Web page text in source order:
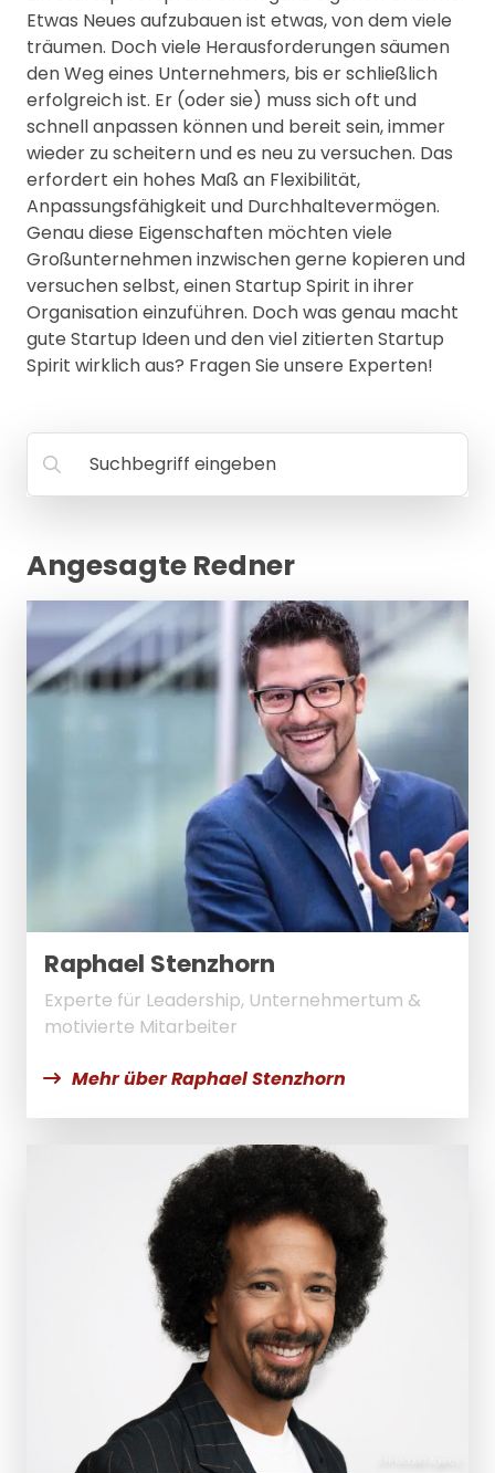
MANAGEMENT
FAQ
Etwas Neues aufzubauen ist etwas, von dem viele
träumen. Doch viele Herausforderungen säumen
den Weg eines Unternehmers, bis er schließlich
erfolgreich ist. Er (oder sie) muss sich oft und
schnell anpassen können und bereit sein, immer
wieder zu scheitern und es neu zu versuchen. Das
erfordert ein hohes Maß an Flexibilität,
Anpassungsfähigkeit und Durchhaltevermögen.
Genau diese Eigenschaften möchten viele
Großunternehmen inzwischen gerne kopieren und
versuchen selbst, einen Startup Spirit in ihrer
Organisation einzuführen. Doch was genau macht
gute Startup Ideen und den viel zitierten Startup
Spirit wirklich aus? Fragen Sie unsere Experten!
Suchbegriff eingeben
Angesagte Redner
Raphael Stenzhorn
Experte für Leadership, Unternehmertum &
motivierte Mitarbeiter
Mehr über Raphael Stenzhorn